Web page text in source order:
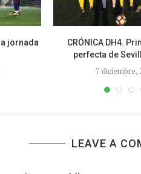
jornada
CRÓNICA DH4.
perfecta de
7 diciembre,
LEAVE A